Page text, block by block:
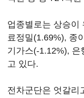
업종별로는 상승이
료정밀(1.69%), 종
기가스(-1.12%), 은
고 있다.
전차군단은 엇갈리